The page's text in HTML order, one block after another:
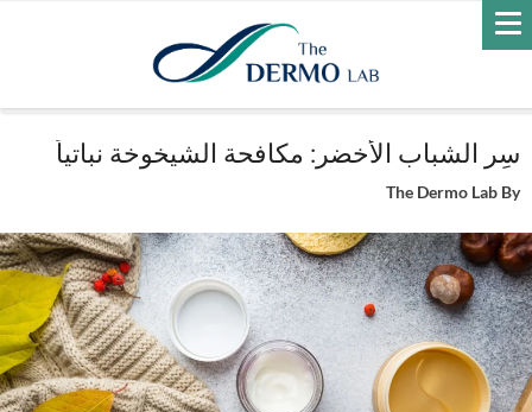
Home سِر الشباب الأخضر: مكافحة الشيخوخة نباتياً
سِر الشباب الأخضر: مكافحة الشيخوخة نباتياً
By
The Dermo Lab